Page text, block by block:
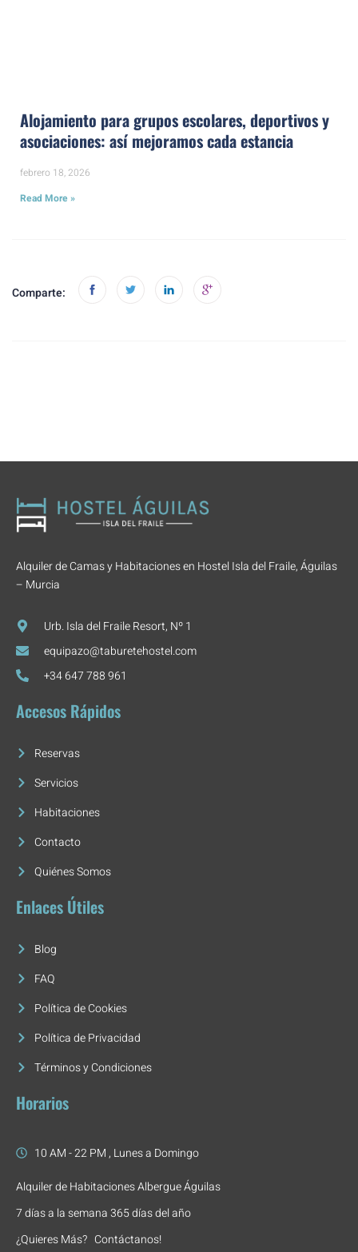
Alojamiento para grupos escolares, deportivos y
asociaciones: así mejoramos cada estancia
febrero 18, 2026
Read More »
Comparte:
Alquiler de Camas y Habitaciones en Hostel Isla del Fraile, Águilas
– Murcia
Urb. Isla del Fraile Resort, Nº 1
equipazo@taburetehostel.com
+34 647 788 961
Accesos Rápidos
Reservas
Servicios
Habitaciones
Contacto
Quiénes Somos
Enlaces Útiles
Blog
FAQ
Política de Cookies
Política de Privacidad
Términos y Condiciones
Horarios
10 AM - 22 PM , Lunes a Domingo
Alquiler de Habitaciones Albergue Águilas
7 días a la semana 365 días del año
¿Quieres Más? Contáctanos!